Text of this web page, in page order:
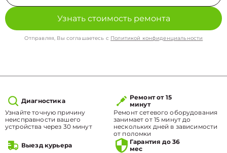
Узнать стоимость ремонта
Отправляя, Вы соглашаетесь с Политикой конфиденциальности
Диагностика
Узнайте точную причину
неисправности вашего
устройства через 30 минут
Ремонт от 15
минут
Ремонт сетевого оборудования
занимает от 15 минут до
нескольких дней в зависимости
от поломки
Выезд курьера
Гарантия до 36
мес